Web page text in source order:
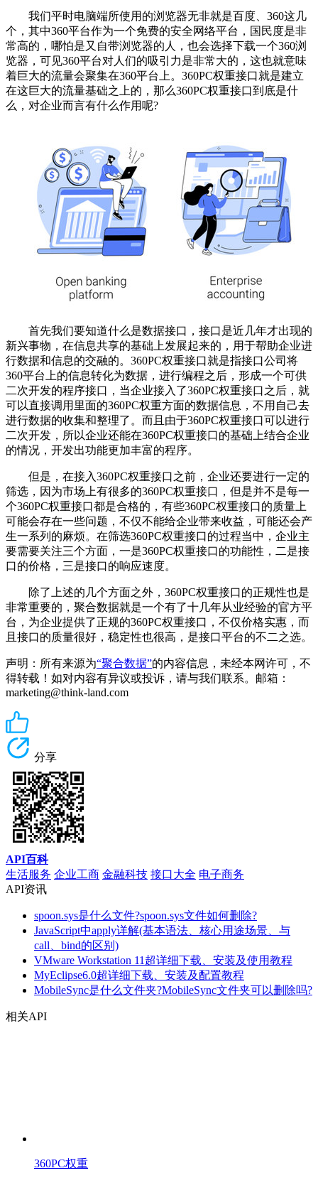
我们平时电脑端所使用的浏览器无非就是百度、360这几
个，其中360平台作为一个免费的安全网络平台，国民度是非
常高的，哪怕是又自带浏览器的人，也会选择下载一个360浏
览器，可见360平台对人们的吸引力是非常大的，这也就意味
着巨大的流量会聚集在360平台上。360PC权重接口就是建立
在这巨大的流量基础之上的，那么360PC权重接口到底是什
么，对企业而言有什么作用呢?
首先我们要知道什么是数据接口，接口是近几年才出现的
新兴事物，在信息共享的基础上发展起来的，用于帮助企业进
行数据和信息的交融的。360PC权重接口就是指接口公司将
360平台上的信息转化为数据，进行编程之后，形成一个可供
二次开发的程序接口，当企业接入了360PC权重接口之后，就
可以直接调用里面的360PC权重方面的数据信息，不用自己去
进行数据的收集和整理了。而且由于360PC权重接口可以进行
二次开发，所以企业还能在360PC权重接口的基础上结合企业
的情况，开发出功能更加丰富的程序。
但是，在接入360PC权重接口之前，企业还要进行一定的
筛选，因为市场上有很多的360PC权重接口，但是并不是每一
个360PC权重接口都是合格的，有些360PC权重接口的质量上
可能会存在一些问题，不仅不能给企业带来收益，可能还会产
生一系列的麻烦。在筛选360PC权重接口的过程当中，企业主
要需要关注三个方面，一是360PC权重接口的功能性，二是接
口的价格，三是接口的响应速度。
除了上述的几个方面之外，360PC权重接口的正规性也是
非常重要的，聚合数据就是一个有了十几年从业经验的官方平
台，为企业提供了正规的360PC权重接口，不仅价格实惠，而
且接口的质量很好，稳定性也很高，是接口平台的不二之选。
声明：所有来源为“聚合数据”的内容信息，未经本网许可，不
得转载！如对内容有异议或投诉，请与我们联系。邮箱：
marketing@think-land.com
分享
API百科
生活服务 企业工商 金融科技 接口大全 电子商务
API资讯
spoon.sys是什么文件?spoon.sys文件如何删除?
JavaScript中apply详解(基本语法、核心用途场景、与
call、bind的区别)
VMware Workstation 11超详细下载、安装及使用教程
MyEclipse6.0超详细下载、安装及配置教程
MobileSync是什么文件夹?MobileSync文件夹可以删除吗?
相关API
360PC权重